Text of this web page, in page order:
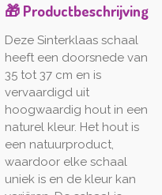
🎁 Productbeschrijving
Deze Sinterklaas schaal
heeft een doorsnede van
35 tot 37 cm en is
vervaardigd uit
hoogwaardig hout in een
naturel kleur. Het hout is
een natuurproduct,
waardoor elke schaal
uniek is en de kleur kan